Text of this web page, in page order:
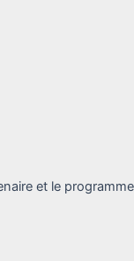
et le programme